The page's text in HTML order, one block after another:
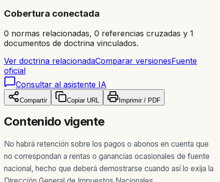
Cobertura conectada
0 normas relacionadas, 0 referencias cruzadas y 1
documentos de doctrina vinculados.
Ver doctrina relacionadaComparar versionesFuente
oficial
Consultar al asistente IA
Compartir Copiar URL Imprimir / PDF
Contenido vigente
No habrá retención sobre los pagos o abonos en cuenta que
no correspondan a rentas o ganancias ocasionales de fuente
nacional, hecho que deberá demostrarse cuando así lo exija la